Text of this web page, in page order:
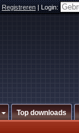
Registreren|Login:
Top downloads